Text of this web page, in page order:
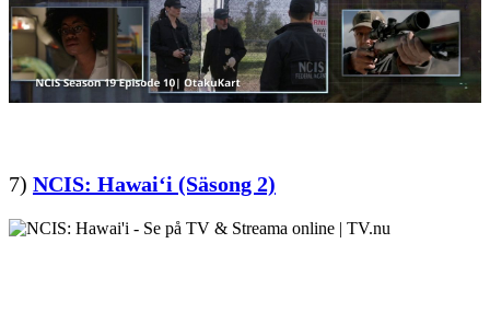
7) NCIS: Hawaiʻi (Säsong 2)